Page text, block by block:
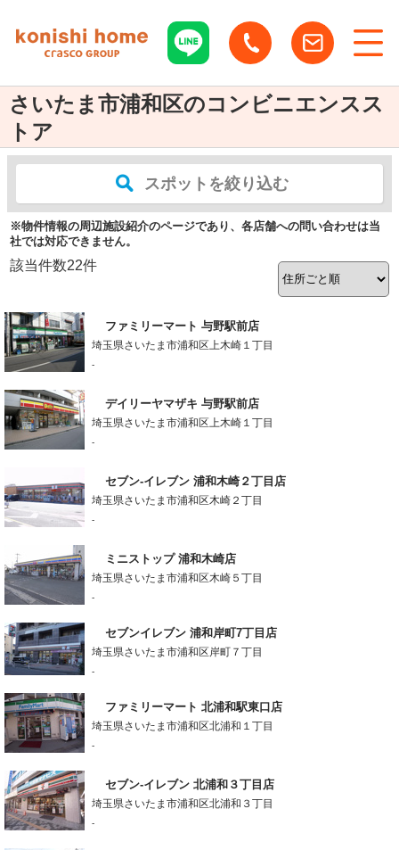
さいたま市浦和区のコンビニエンスス
トア
スポットを絞り込む
※物件情報の周辺施設紹介のページであり、各店舗への問い合わせは当
社では対応できません。
該当件数22件
ファミリーマート 与野駅前店
埼玉県さいたま市浦和区上木崎１丁目
-
デイリーヤマザキ 与野駅前店
埼玉県さいたま市浦和区上木崎１丁目
-
セブン-イレブン 浦和木崎２丁目店
埼玉県さいたま市浦和区木崎２丁目
-
ミニストップ 浦和木崎店
埼玉県さいたま市浦和区木崎５丁目
-
セブンイレブン 浦和岸町7丁目店
埼玉県さいたま市浦和区岸町７丁目
-
ファミリーマート 北浦和駅東口店
埼玉県さいたま市浦和区北浦和１丁目
-
セブン-イレブン 北浦和３丁目店
埼玉県さいたま市浦和区北浦和３丁目
-